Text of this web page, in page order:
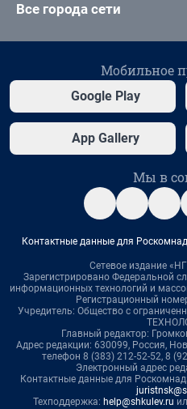
Все города сети
Мобильное
Google Play
App Gallery
Мы в
Контактные данные для
Сетевое издание
Зарегистрировано Федеральной
информационных технологий и
Регистрационный
Учредитель: Общество с
Главный редактор:
Адрес редакции: 630099, Россия,
телефон 8 (383) 212-52-52, 8
Электронный адрес
Контактные данные для
Техподдержка: help@shkulev.ru